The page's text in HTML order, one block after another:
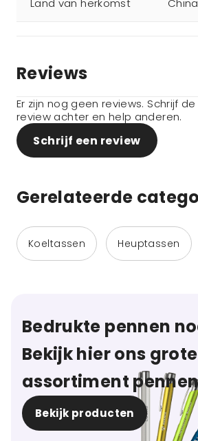
Land van herkomst China
Reviews
Er zijn nog geen reviews. Schrijf
review achter en help anderen.
Schrijf een review
Gerelateerde
Koeltassen Heuptassen
Bedrukte pennen
Bekijk hier ons grote
assortiment
Bekijk producten